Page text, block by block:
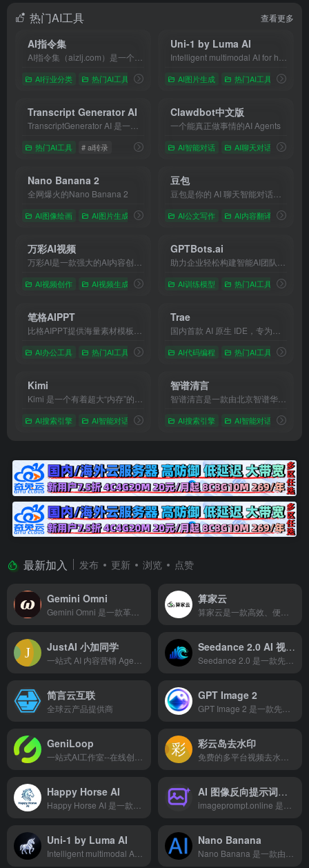
热门AI工具 查看更多
AI指令集
AI行业分类 热门AI工具 # AIPets # aizlj # AI宠物
Uni-1 by Luma AI
AI图片生成 热门AI工具 # ai
Transcript Generator AI
热门AI工具 # ai转录
Clawdbot中文版
一个能真正做事情的AI Agents
AI智能对话 AI聊天对话 #
Nano Banana 2
全网爆火的Nano Banana 2
AI图像绘画 AI图片生成 # AI Creation Platform # AI Image # AI Video
豆包
AI公文写作 AI内容翻译 # ai
万彩AI视频
AI视频创作 AI视频生成 # AI写作 # AI创作 # ai数字人制作
GPTBots.ai
AI训练模型 热门AI工具 # AI 数
笔格AIPPT
AI办公工具 热门AI工具 # AIPPT # AI一键生成PPT # ppt制作
Trae
AI代码编程 热门AI工具 # ai
Kimi
AI搜索引擎 AI智能对话 # AIPPT # AI代码 # AI写作
智谱清言
AI搜索引擎 AI智能对话 #
最新加入 发布 更新 浏览 点赞
Gemini Omni 算家云
JustAI 小加同学 Seedance 2.0 AI 视频生成器
简言云互联
全球云产品提供商
GPT Image 2
GeniLoop 彩云岛去水印
Happy Horse AI AI 图像反向提示词生成器
Uni-1 by Luma AI Nano Banana